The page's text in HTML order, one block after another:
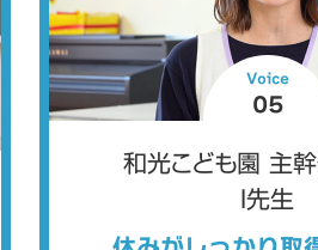
Voice
05
和光こども園 主
I先生